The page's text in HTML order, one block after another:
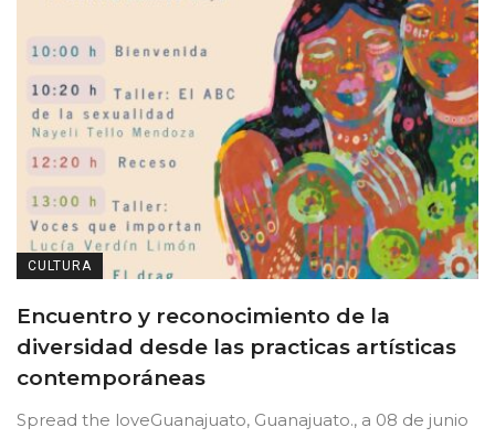
CULTURA
Encuentro y reconocimiento de la
diversidad desde las practicas artísticas
contemporáneas
Spread the loveGuanajuato, Guanajuato., a 08 de junio